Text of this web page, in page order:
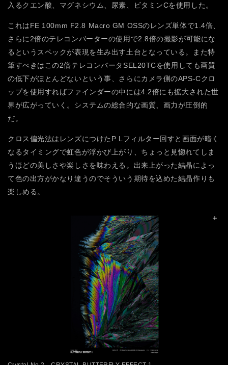
入るクエン酸、マグネシウム、尿素、ビタミンCを使用した。
これはFE 100mm F2.8 Macro GM OSSのレンズ単体で1.4倍、
さらに2倍のテレコンバーターの使用で2.8倍の撮影が可能にな
るというスペックが表現を生み出す土台となっている。また特
筆すべきはこの2倍テレコンバータSEL20TCを使用しても画質
の低下がほとんどないという事、さらにカメラ側のAPS-Cクロ
ップを使用すればファインダーの中には4.2倍にも拡大された世
界が広がっていく。システムの総合的な画質、画力が圧倒的
だ。
クロス偏光法はレンズにつけたP Lフィルター回すと画面が暗く
なるタイミングで虹色が浮かび上がり、ちょっと見惚れてしま
うほどの美しさや楽しさを味わえる。出来上がった結晶によっ
て色の出方がかなり違うのでそういう期待を込めた結晶作りも
楽しめる。